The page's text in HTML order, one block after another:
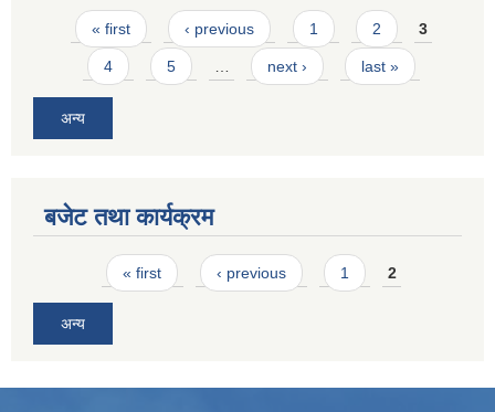
Pages
« first ‹ previous 1 2 3
4 5 … next › last »
अन्य
बजेट तथा कार्यक्रम
Pages« first ‹ previous 1 2
अन्य